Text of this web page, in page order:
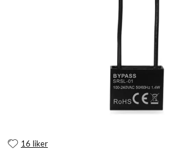
16 liker